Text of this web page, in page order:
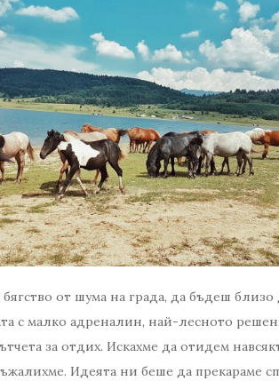
от шума на града, да бъдеш
с малко адреналин, най-лесното
за отдих. Искахме да отидем
Идеята ни беше да прекараме